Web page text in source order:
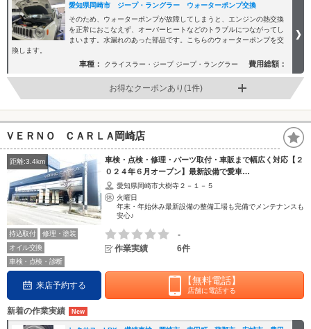
愛知県岡崎市 ジープ・ラングラー ウォーターポンプ交換
そのため、ウォーターポンプが故障してしまうと、エンジンの熱交換
を正常におこなえず、オーバーヒートなどのトラブルにつながってし
まいます。水漏れのあった部品です。こちらのウォーターポンプを交
換します。
車種： クライスラー・ジープ ジープ・ラングラー 費用総額：
お得なクーポンあり(1件)
ＶＥＲＮＯ ＣＡＲＬＡ岡崎店
距離:3.4km
車検・点検・修理・パーツ取付・車販まで幅広く対応【２
０２４年６月オープン】最新設備で愛車…
愛知県岡崎市大樹寺２－１－５
火曜日
年末・年始休み最新設備の整備工場も完備でメンテナンスも
安心♪
持込取付
修理・塗装
オイル交換
車検・点検・診断
-
作業実績
6件
来店予約する 【無料電話】
店舗に電話する
新着の作業実績